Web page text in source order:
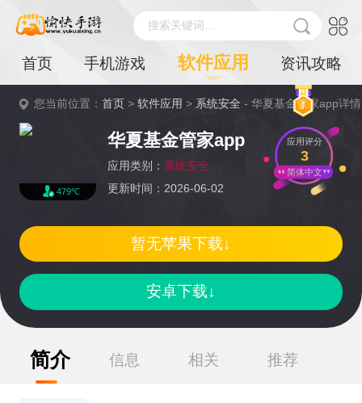
搜索关键词...
首页 手机游戏 软件应用 资讯攻略
您当前位置：首页 >软件应用 > 系统安全 - 华夏基金管家app详情
479℃
华夏基金管家app
应用类别： 系统安全
更新时间：2026-06-02
应用评分
3
简体中文
安卓下载↓
暂无苹果下载↓
简介 信息 相关 推荐